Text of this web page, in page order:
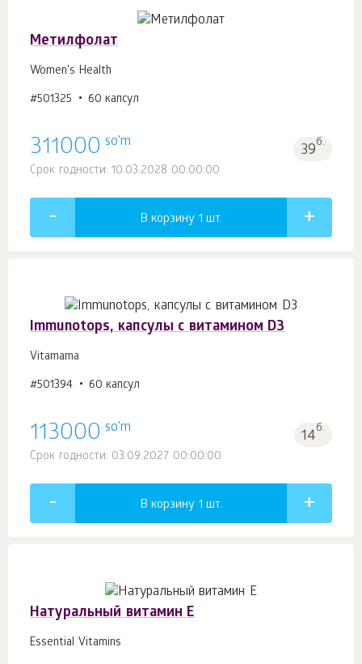
Метилфолат
Women's Health
#501325 60 капсул
311000 so'm 39б.
Срок годности: 10.03.2028 00:00:00
В корзину 1 шт.
Immunotops, капсулы с витамином D3
Vitamama
#501394 60 капсул
113000 so'm 14б.
Срок годности: 03.09.2027 00:00:00
В корзину 1 шт.
Натуральный витамин E
Essential Vitamins